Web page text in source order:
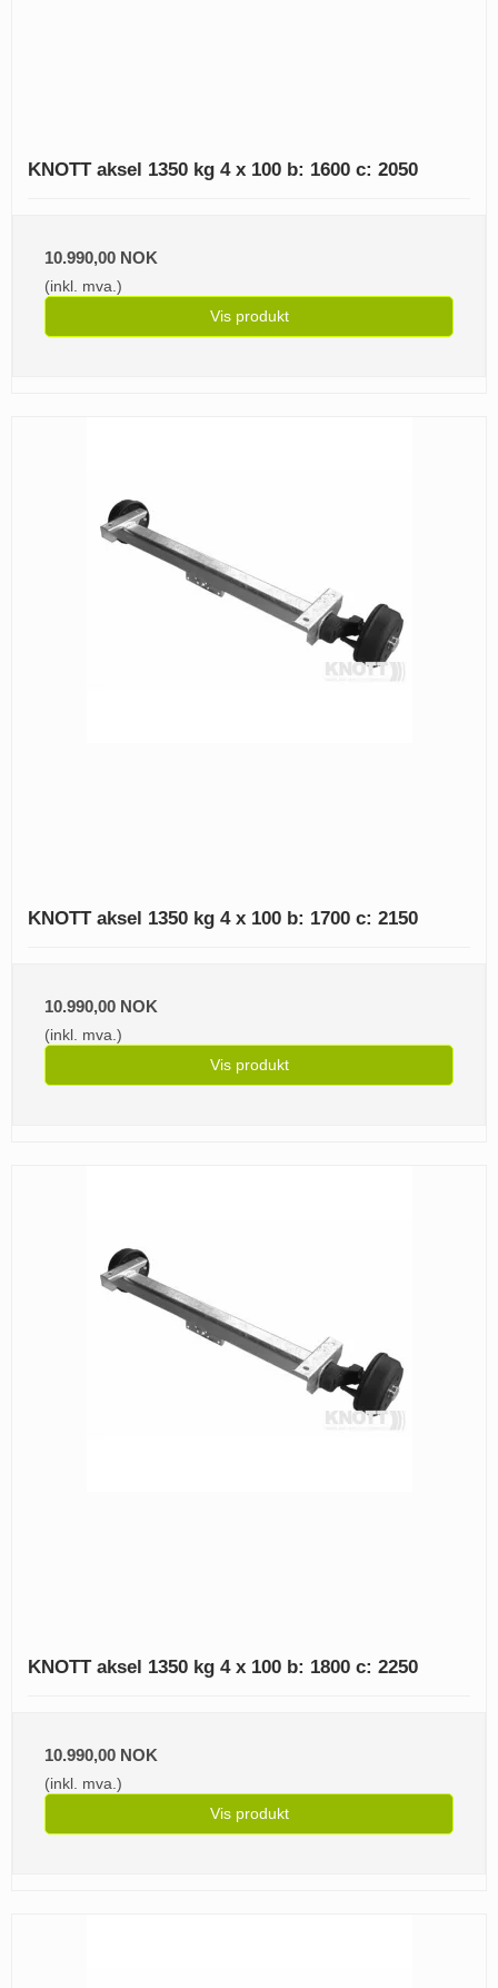
KNOTT aksel 1350 kg 4 x 100 b: 1600 c: 2050
10.990,00 NOK
(inkl. mva.)
Vis produkt
KNOTT aksel 1350 kg 4 x 100 b: 1700 c: 2150
10.990,00 NOK
(inkl. mva.)
Vis produkt
KNOTT aksel 1350 kg 4 x 100 b: 1800 c: 2250
10.990,00 NOK
(inkl. mva.)
Vis produkt